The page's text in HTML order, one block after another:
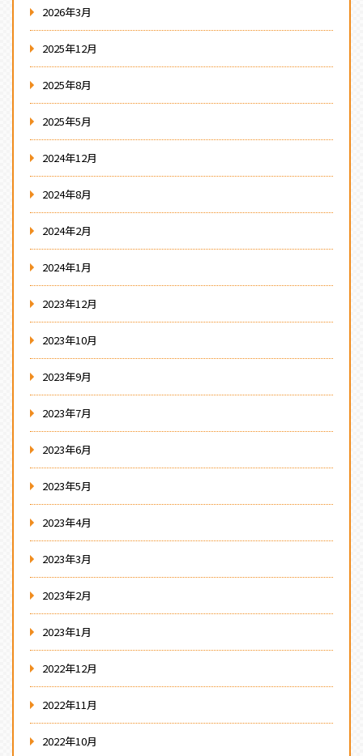
2026年3月
2025年12月
2025年8月
2025年5月
2024年12月
2024年8月
2024年2月
2024年1月
2023年12月
2023年10月
2023年9月
2023年7月
2023年6月
2023年5月
2023年4月
2023年3月
2023年2月
2023年1月
2022年12月
2022年11月
2022年10月